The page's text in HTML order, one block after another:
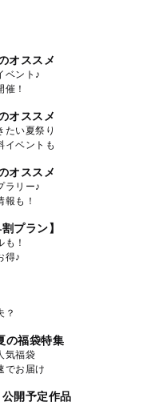
オススメ
ベント♪
！
オススメ
たい夏祭り
イベントも
オススメ
ラリー♪
も！
プラン】
！
得♪
？
の福袋特集
気福袋
でお届け
公開予定作品